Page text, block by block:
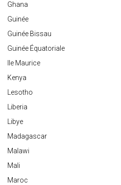
Ghana
Guinée
Guinée Bissau
Guinée Équatoriale
Ile Maurice
Kenya
Lesotho
Liberia
Libye
Madagascar
Malawi
Mali
Maroc